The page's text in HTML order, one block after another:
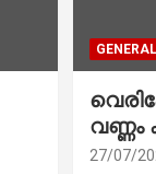
GENERAL
27/07/